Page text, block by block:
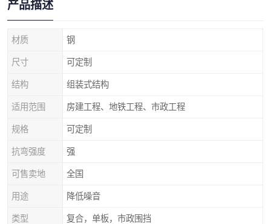
产品描述
材质 钢
尺寸 可定制
结构 组装式结构
适用范围 房建工程、地铁工程、市政工程
规格 可定制
抗弯强度 强
可售卖地 全国
用途 降低噪音
类型 复合，单板，市政围挡